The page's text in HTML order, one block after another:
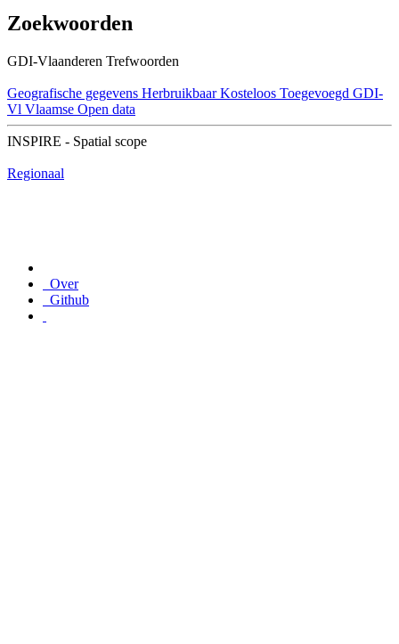
Zoekwoorden
GDI-Vlaanderen Trefwoorden
Geografische gegevens Herbruikbaar Kosteloos Toegevoegd GDI-
Vl Vlaamse Open data
INSPIRE - Spatial scope
Regionaal
Over
Github